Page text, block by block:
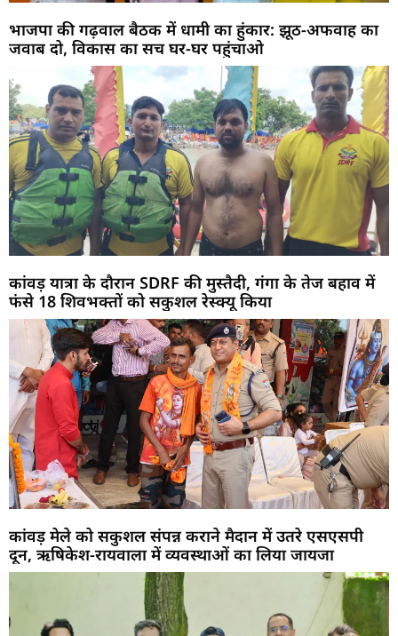
भाजपा की गढ़वाल बैठक में धामी का हुंकार: झूठ-अफवाह का
जवाब दो, विकास का सच घर-घर पहुंचाओ
कांवड़ यात्रा के दौरान SDRF की मुस्तैदी, गंगा के तेज बहाव में
फंसे 18 शिवभक्तों को सकुशल रेस्क्यू किया
कांवड़ मेले को सकुशल संपन्न कराने मैदान में उतरे एसएसपी
दून, ऋषिकेश-रायवाला में व्यवस्थाओं का लिया जायजा